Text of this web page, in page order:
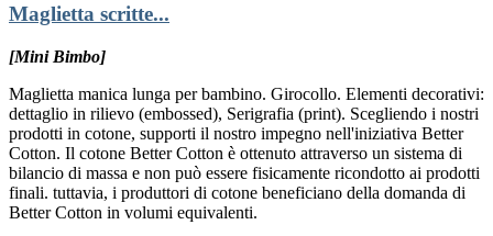
Maglietta scritte...
[Mini Bimbo]
Maglietta manica lunga per bambino. Girocollo. Elementi decorativi:
dettaglio in rilievo (embossed), Serigrafia (print). Scegliendo i nostri
prodotti in cotone, supporti il nostro impegno nell'iniziativa Better
Cotton. Il cotone Better Cotton è ottenuto attraverso un sistema di
bilancio di massa e non può essere fisicamente ricondotto ai prodotti
finali. tuttavia, i produttori di cotone beneficiano della domanda di
Better Cotton in volumi equivalenti.